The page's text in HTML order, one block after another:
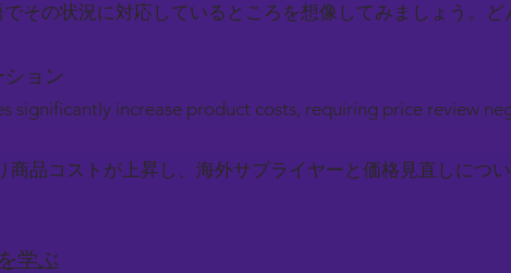
その状況に対応しているところを想像してみましょう。ど
ョン
significantly increase product costs, requiring price review
商品コストが上昇し、海外サプライヤーと価格見直しについ
学ぶ